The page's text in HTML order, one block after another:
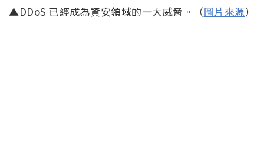
▲DDoS 已經成為資安領域的一大威脅。（圖片來源）